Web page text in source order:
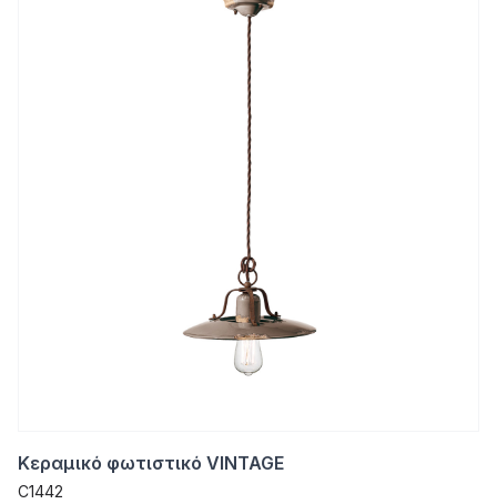
Κεραμικό φωτιστικό VINTAGE
C1442